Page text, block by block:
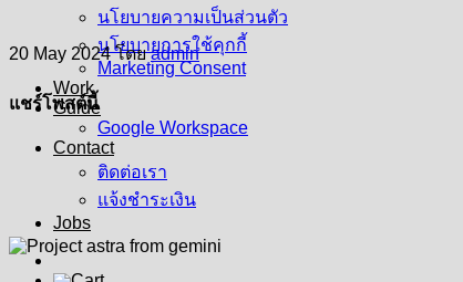
นโยบายความเป็นส่วนตัว
นโยบายการใช้คุกกี้
Marketing Consent
Work
Guide
Google Workspace
Contact
ติดต่อเรา
แจ้งชำระเงิน
Jobs
20 May 2024โดยadmin
แชร์โพสต์นี้